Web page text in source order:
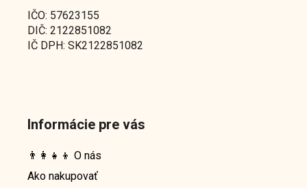
IČO: 57623155
DIČ: 2122851082
IČ DPH: SK2122851082
Informácie pre vás
👨‍👩‍👧‍👦 O nás
Ako nakupovať